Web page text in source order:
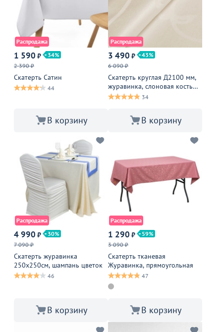
Распродажа
1 590 ₽
34
2 390 ₽
Скатерть Сатин
44
В корзину
Распродажа
3 490 ₽
43
6 090 ₽
Скатерть круглая Д2100 мм,
журавинка, слоновая кость
вензель
34
В корзину
Распродажа
4 990 ₽
30
7 090 ₽
Скатерть журавинка
250х250см, шампань цветок
46
В корзину
Распродажа
1 290 ₽
59
3 090 ₽
Скатерть тканевая
Журавинка, прямоугольная
47
В корзину